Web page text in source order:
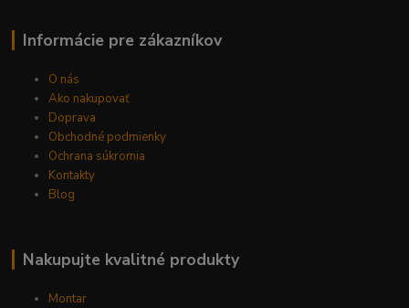
Informácie pre zákazníkov
O nás
Ako nakupovať
Doprava
Obchodné podmienky
Ochrana súkromia
Kontakty
Blog
Nakupujte kvalitné produkty
Montar